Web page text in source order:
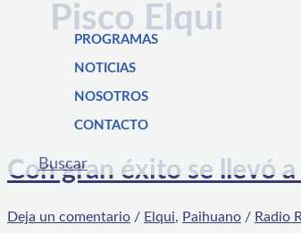
PROGRAMAS
NOTICIAS
NOSOTROS
CONTACTO
Buscar
Pisco Elqui
Con gran éxito se llevó
Deja un comentario / Elqui, Paihuano / Radio